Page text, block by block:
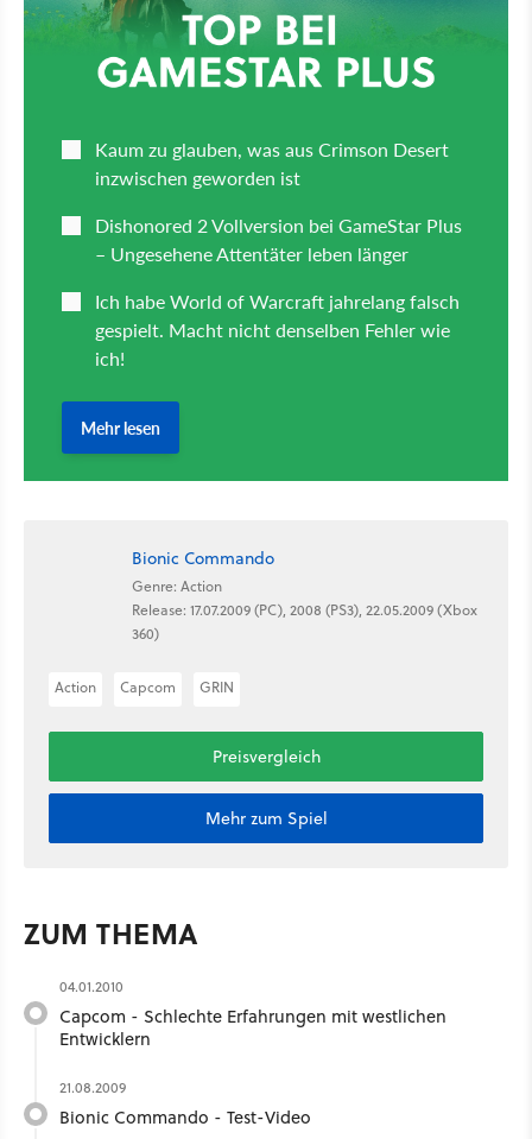
Bionic Commando
Genre: Action
Release: 17.07.2009 (PC), 2008 (PS3), 22.05.2009 (Xbox
360)
Action Capcom GRIN
Preisvergleich
Mehr zum Spiel
ZUM THEMA
04.01.2010
Capcom - Schlechte Erfahrungen mit westlichen
Entwicklern
21.08.2009
Bionic Commando - Test-Video